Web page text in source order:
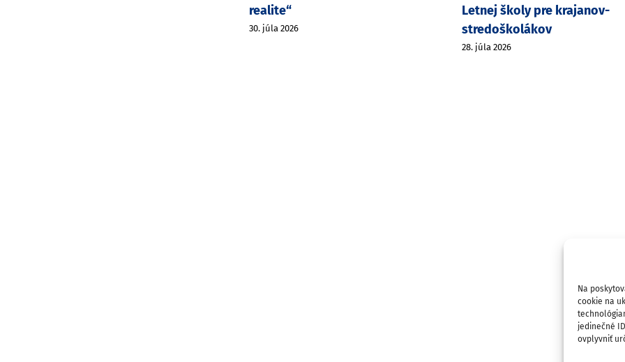
Na
cookie na
jedinečné
ovplyvniť
realite“
30. júla 2026
Letnej školy pre krajanov-
stredoškolákov
28. júla 2026